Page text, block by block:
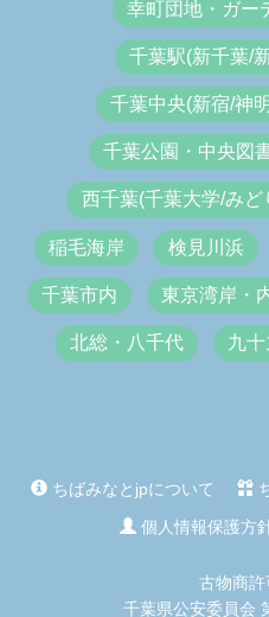
幸町団地・ガー
千葉駅(新千葉/
千葉中央(新宿/神
千葉公園・中央図
西千葉(千葉大学/みど
稲毛海岸 検見川浜
千葉市内 東京湾岸・
北総・八千代 九
ちばみなとjpについて
個人情報保護方
古物商
千葉県公安委員会